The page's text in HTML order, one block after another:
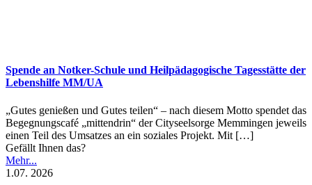
Spende an Notker-Schule und Heilpädagogische Tagesstätte der
Lebenshilfe MM/UA
„Gutes genießen und Gutes teilen“ – nach diesem Motto spendet das
Begegnungscafé „mittendrin“ der Cityseelsorge Memmingen jeweils
einen Teil des Umsatzes an ein soziales Projekt. Mit […]
Gefällt Ihnen das?
Mehr...
1.07. 2026